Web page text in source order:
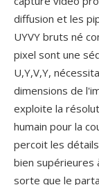
diffusion et les
UYVY bruts né
pixel sont une
U,Y,V,Y,
dimensions de
exploite la
humain pour la
percoit les
bien supérieures
sorte que le